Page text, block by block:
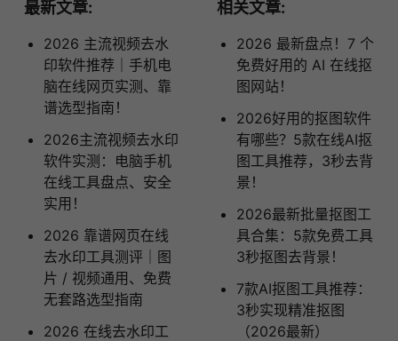
最新文章:
2026 主流视频去水
印软件推荐｜手机电
脑在线网页实测、靠
谱选型指南！
2026主流视频去水印
软件实测：电脑手机
在线工具盘点、安全
实用！
2026 靠谱网页在线
去水印工具测评｜图
片 / 视频通用、免费
无套路选型指南
2026 在线去水印工
相关文章:
2026 最新盘点！7 个
免费好用的 AI 在线抠
图网站！
​2026好用的抠图软件
有哪些？5款在线AI抠
图工具推荐，3秒去背
景！
2026最新批量抠图工
具合集：5款免费工具
3秒抠图去背景！
7款AI抠图工具推荐：
3秒实现精准抠图
（2026最新）